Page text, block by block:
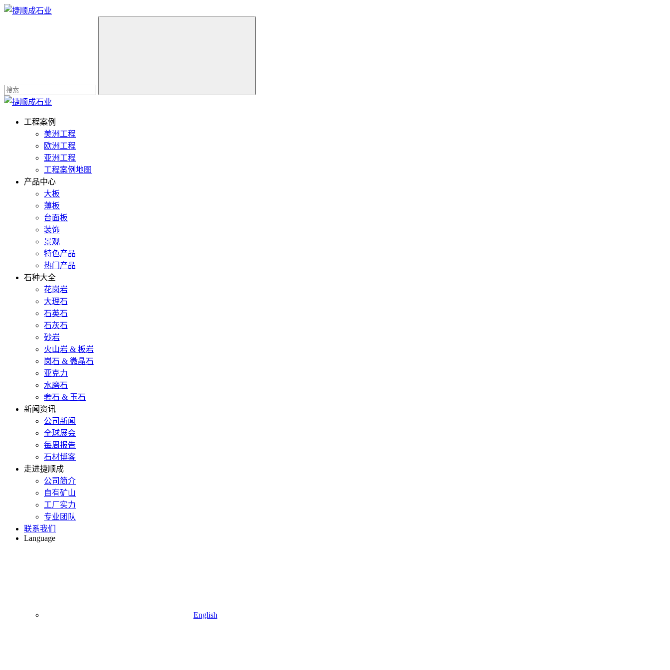
工程案例
美洲工程
欧洲工程
亚洲工程
工程案例地图
产品中心
大板
薄板
台面板
装饰
景观
特色产品
热门产品
石种大全
花岗岩
大理石
石英石
石灰石
砂岩
火山岩 & 板岩
岗石 & 微晶石
亚克力
水磨石
奢石 & 玉石
新闻资讯
公司新闻
全球展会
每周报告
石材博客
走进捷顺成
公司简介
自有矿山
工厂实力
专业团队
联系我们
Language
English